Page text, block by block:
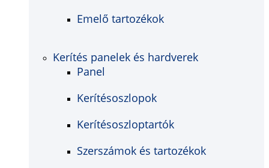
Emelő tartozékok
Kerítés panelek és hardverek
Panel
Kerítésoszlopok
Kerítésoszloptartók
Szerszámok és tartozékok